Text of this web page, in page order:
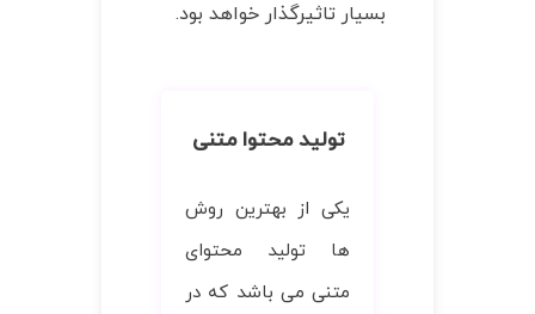
بسیار تاثیرگذار خواهد بود.
تولید محتوا متنی
یکی از بهترین روش
ها تولید محتوای
متنی می باشد که در